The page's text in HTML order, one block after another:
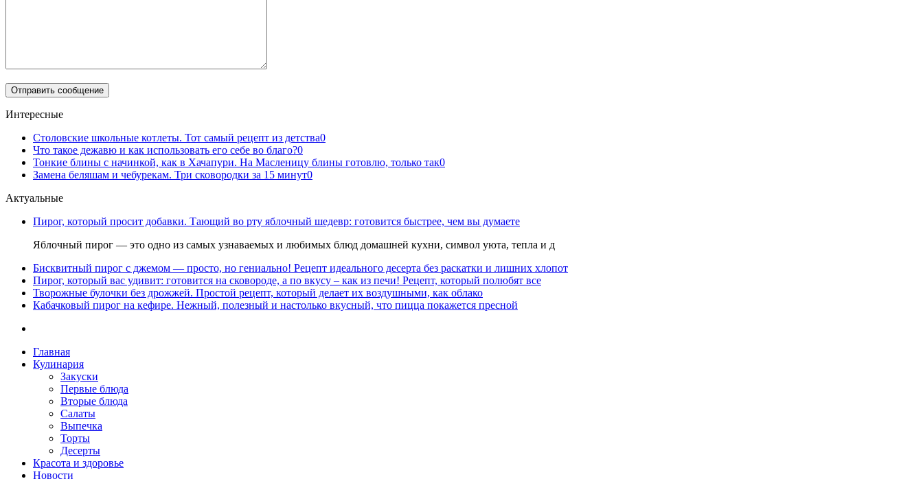
Интересные
Столовские школьные котлеты. Тот самый рецепт из детства0
Что такое дежавю и как использовать его себе во благо?0
Тонкие блины с начинкой, как в Хачапури. На Масленицу блины готовлю, только так0
Замена беляшам и чебурекам. Три сковородки за 15 минут0
Актуальные
Пирог, который просит добавки. Тающий во рту яблочный шедевр: готовится быстрее, чем вы думаете
Яблочный пирог — это одно из самых узнаваемых и любимых блюд домашней кухни, символ уюта, тепла и д
Бисквитный пирог с джемом — просто, но гениально! Рецепт идеального десерта без раскатки и лишних хлопот
Пирог, который вас удивит: готовится на сковороде, а по вкусу – как из печи! Рецепт, который полюбят все
Творожные булочки без дрожжей. Простой рецепт, который делает их воздушными, как облако
Кабачковый пирог на кефире. Нежный, полезный и настолько вкусный, что пицца покажется пресной
Главная
Кулинария
Закуски
Первые блюда
Вторые блюда
Салаты
Выпечка
Торты
Десерты
Красота и здоровье
Новости